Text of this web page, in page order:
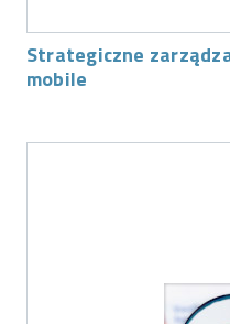
Strategiczne
mobile